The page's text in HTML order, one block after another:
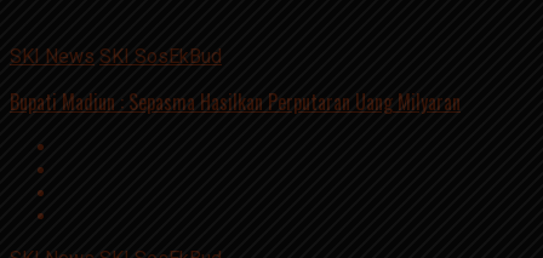
SKI News SKI SosEkBud
Bupati Madiun : Sepasma Hasilkan Perputaran Uang Milyaran